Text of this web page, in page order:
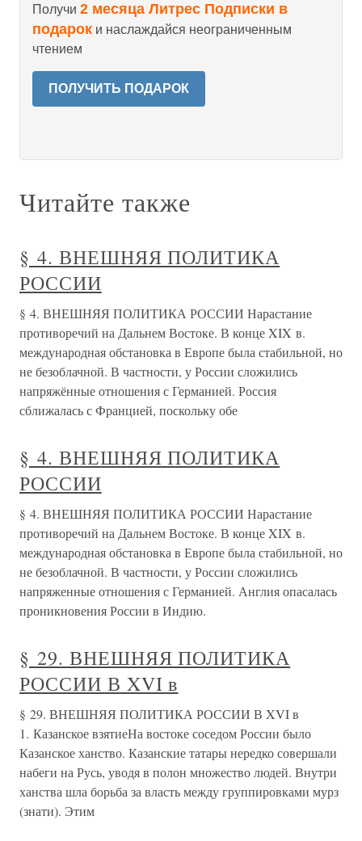
Получи 2 месяца Литрес Подписки в
подарок и наслаждайся неограниченным
чтением
ПОЛУЧИТЬ ПОДАРОК
Читайте также
§ 4. ВНЕШНЯЯ ПОЛИТИКА
РОССИИ
§ 4. ВНЕШНЯЯ ПОЛИТИКА РОССИИ Нарастание
противоречий на Дальнем Востоке. В конце XIX в.
международная обстановка в Европе была стабильной, но
не безоблачной. В частности, у России сложились
напряжённые отношения с Германией. Россия
сближалась с Францией, поскольку обе
§ 4. ВНЕШНЯЯ ПОЛИТИКА
РОССИИ
§ 4. ВНЕШНЯЯ ПОЛИТИКА РОССИИ Нарастание
противоречий на Дальнем Востоке. В конце XIX в.
международная обстановка в Европе была стабильной, но
не безоблачной. В частности, у России сложились
напряженные отношения с Германией. Англия опасалась
проникновения России в Индию.
§ 29. ВНЕШНЯЯ ПОЛИТИКА
РОССИИ В XVI в
§ 29. ВНЕШНЯЯ ПОЛИТИКА РОССИИ В XVI в
1. Казанское взятиеНа востоке соседом России было
Казанское ханство. Казанские татары нередко совершали
набеги на Русь, уводя в полон множество людей. Внутри
ханства шла борьба за власть между группировками мурз
(знати). Этим